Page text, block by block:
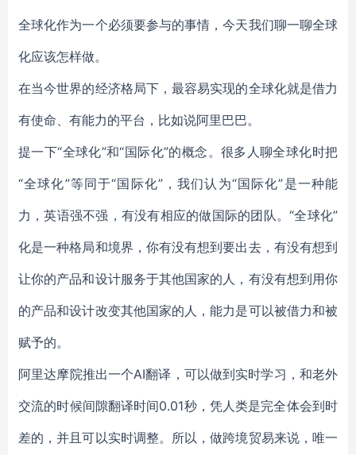
全球化作为一个必须要参与的事情，今天我们聊一聊全球
化应该怎样做。
在当今世界的经济格局下，最容易实现的全球化就是借力
有使命、有能力的平台，比如说阿里巴巴。
提一下“全球化”和“国际化”的概念。很多人聊全球化时把
“全球化”等同于“国际化”，我们认为“国际化”是一种能
力，英语强不强，有没有相应的做国际的团队。“全球化”
化是一种格局和境界，你有没有想到要出去，有没有想到
让你的产品和设计服务于其他国家的人，有没有想到用你
的产品和设计改变其他国家的人，能力是可以被借力和被
赋予的。
阿里达摩院推出一个AI翻译，可以做到实时学习，和老外
交流的时候间隙翻译时间0.01秒，凭人类是完全体会到时
差的，并且可以实时调整。所以，做跨境贸易来说，唯一